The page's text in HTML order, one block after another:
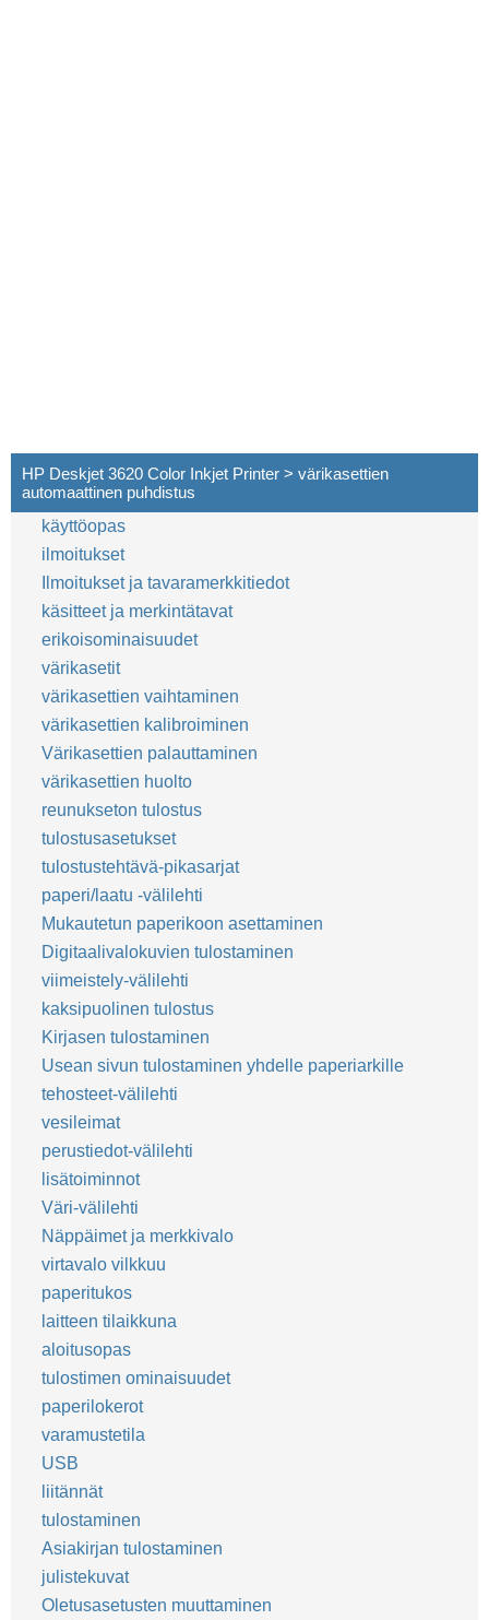
HP Deskjet 3620 Color Inkjet Printer > värikasettien
automaattinen puhdistus
käyttöopas
ilmoitukset
Ilmoitukset ja tavaramerkkitiedot
käsitteet ja merkintätavat
erikoisominaisuudet
värikasetit
värikasettien vaihtaminen
värikasettien kalibroiminen
Värikasettien palauttaminen
värikasettien huolto
reunukseton tulostus
tulostusasetukset
tulostustehtävä-pikasarjat
paperi/laatu -välilehti
Mukautetun paperikoon asettaminen
Digitaalivalokuvien tulostaminen
viimeistely-välilehti
kaksipuolinen tulostus
Kirjasen tulostaminen
Usean sivun tulostaminen yhdelle paperiarkille
tehosteet-välilehti
vesileimat
perustiedot-välilehti
lisätoiminnot
Väri-välilehti
Näppäimet ja merkkivalo
virtavalo vilkkuu
paperitukos
laitteen tilaikkuna
aloitusopas
tulostimen ominaisuudet
paperilokerot
varamustetila
USB
liitännät
tulostaminen
Asiakirjan tulostaminen
julistekuvat
Oletusasetusten muuttaminen